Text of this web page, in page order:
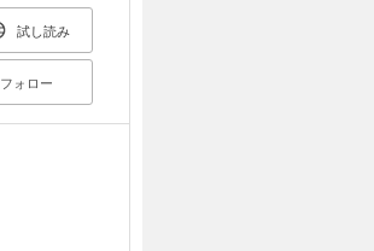
試し読み
フォロー